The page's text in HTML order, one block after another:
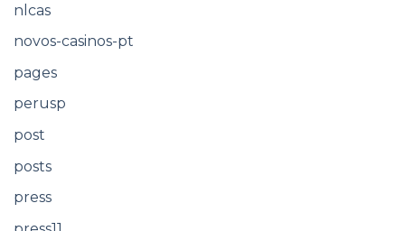
nlcas
novos-casinos-pt
pages
perusp
post
posts
press